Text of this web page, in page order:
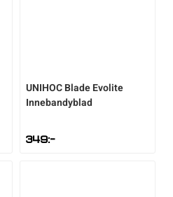
UNIHOCBlade Evolite
Innebandyblad
349:-